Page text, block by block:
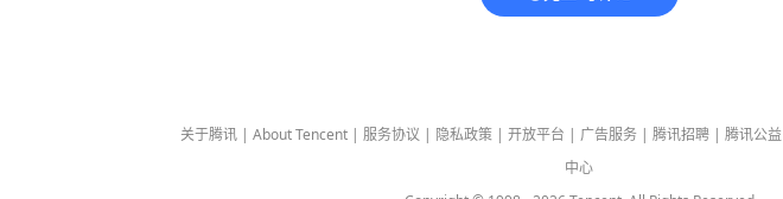
关于腾讯 | About Tencent | 服务协议 | 隐私政策 | 开放平台 | 广告服务 | 腾讯招聘 | 腾讯公益
中心